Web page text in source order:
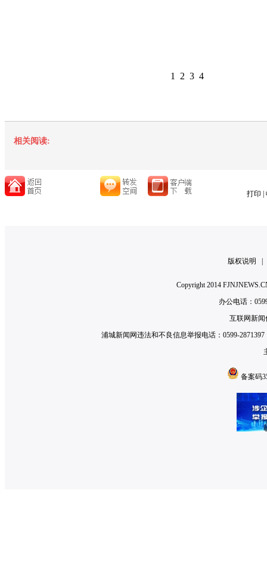
1 2 3 4
相关阅读:
打印
版权说明
Copyright 2014
办公电话：
互联网新闻
浦城新闻网违法和不良信息举报电话：0599-
备案码